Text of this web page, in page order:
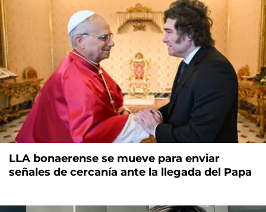
LLA bonaerense se mueve para enviar
señales de cercanía ante la llegada del Papa